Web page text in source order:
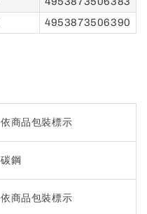
4953873506390
依商品包裝標示
碳鋼
依商品包裝標示